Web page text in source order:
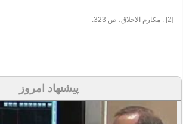
[2] . مكارم الاخلاق، ص 323.
پیشنهاد امروز